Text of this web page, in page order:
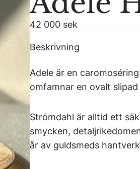
42 000 sek
Beskrivning
Adele är en
omfamnar en ovalt
Strömdahl är alltid ett
smycken,
år av guldsmeds